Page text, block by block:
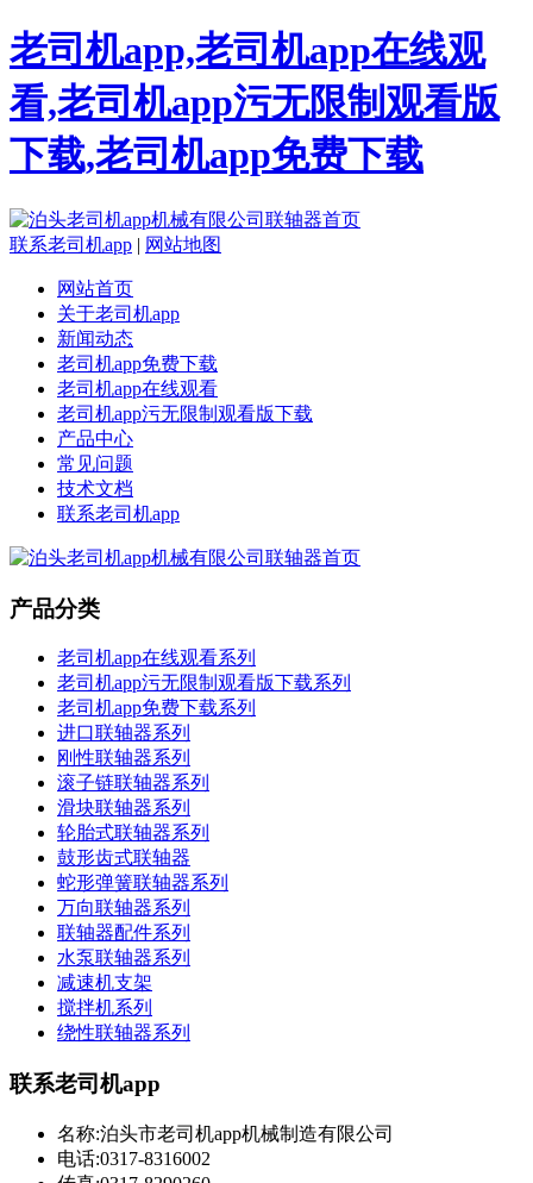
老司机app,老司机app在线观
看,老司机app污无限制观看版
下载,老司机app免费下载
联系老司机app | 网站地图
网站首页
关于老司机app
新闻动态
老司机app免费下载
老司机app在线观看
老司机app污无限制观看版下载
产品中心
常见问题
技术文档
联系老司机app
产品分类
老司机app在线观看系列
老司机app污无限制观看版下载系列
老司机app免费下载系列
进口联轴器系列
刚性联轴器系列
滚子链联轴器系列
滑块联轴器系列
轮胎式联轴器系列
鼓形齿式联轴器
蛇形弹簧联轴器系列
万向联轴器系列
联轴器配件系列
水泵联轴器系列
减速机支架
搅拌机系列
绕性联轴器系列
联系老司机app
名称:泊头市老司机app机械制造有限公司
电话:0317-8316002